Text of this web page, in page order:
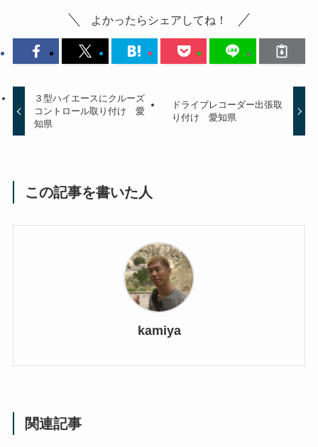
よかったらシェアしてね！
３型ハイエースにクルーズ
コントロール取り付け 愛
知県
ドライブレコーダー出張取
り付け 愛知県
この記事を書いた人
kamiya
関連記事